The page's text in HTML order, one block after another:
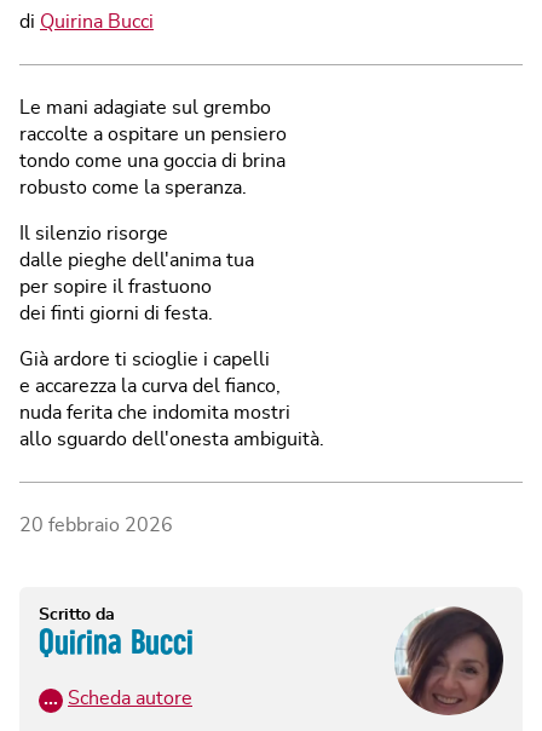
di Quirina Bucci
Le mani adagiate sul grembo
raccolte a ospitare un pensiero
tondo come una goccia di brina
robusto come la speranza.
Il silenzio risorge
dalle pieghe dell'anima tua
per sopire il frastuono
dei finti giorni di festa.
Già ardore ti scioglie i capelli
e accarezza la curva del fianco,
nuda ferita che indomita mostri
allo sguardo dell'onesta ambiguità.
20 febbraio 2026
Scritto da
Quirina Bucci
… Scheda autore